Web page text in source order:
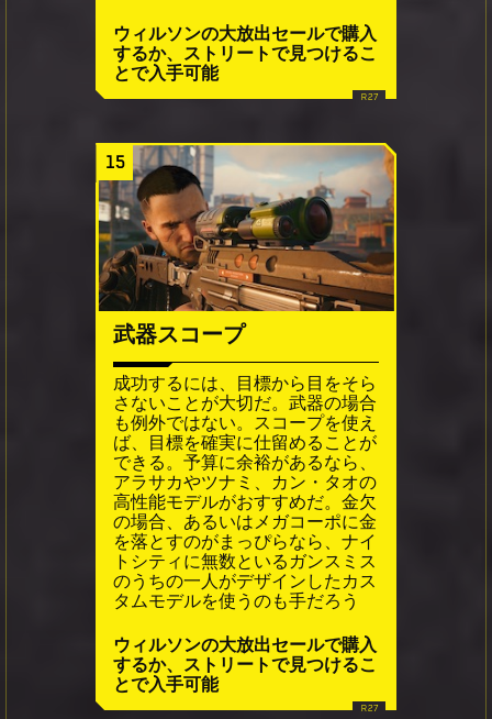
ウィルソンの大放出セールで購入
するか、ストリートで見つけるこ
とで入手可能
15
武器スコープ
成功するには、目標から目をそら
さないことが大切だ。武器の場合
も例外ではない。スコープを使え
ば、目標を確実に仕留めることが
できる。予算に余裕があるなら、
アラサカやツナミ、カン・タオの
高性能モデルがおすすめだ。金欠
の場合、あるいはメガコーポに金
を落とすのがまっぴらなら、ナイ
トシティに無数といるガンスミス
のうちの一人がデザインしたカス
タムモデルを使うのも手だろう
ウィルソンの大放出セールで購入
するか、ストリートで見つけるこ
とで入手可能